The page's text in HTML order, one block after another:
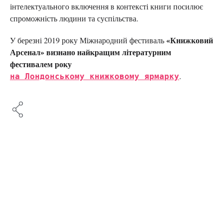
інтелектуального включення в контексті книги посилює
спроможність людини та суспільства.
У березні 2019 року Міжнародний фестиваль«Книжковий
Арсенал» визнано найкращим літературним
фестивалем року
на Лондонському книжковому ярмарку.